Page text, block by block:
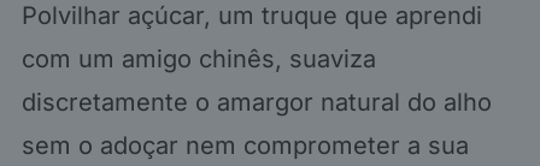
Polvilhar açúcar, um truque que aprendi
com um amigo chinês, suaviza
discretamente o amargor natural do alho
sem o adoçar nem comprometer a sua